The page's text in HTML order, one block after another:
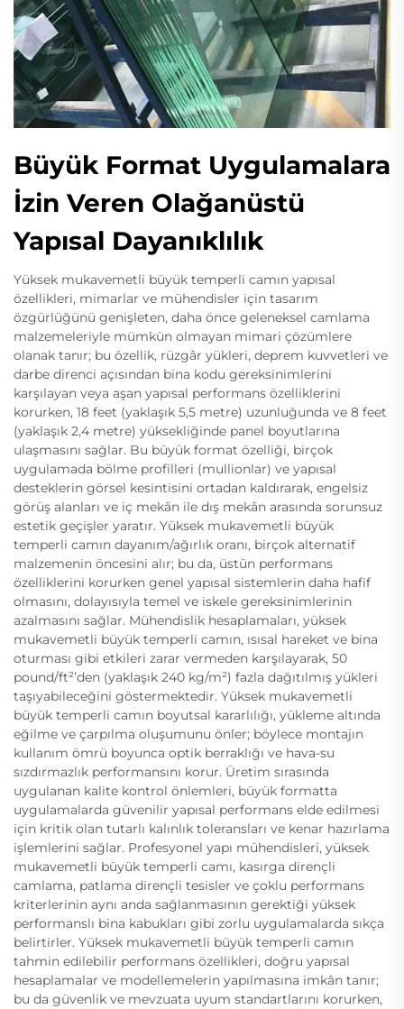
Büyük Format Uygulamalara
İzin Veren Olağanüstü
Yapısal Dayanıklılık
Yüksek mukavemetli büyük temperli camın yapısal
özellikleri, mimarlar ve mühendisler için tasarım
özgürlüğünü genişleten, daha önce geleneksel camlama
malzemeleriyle mümkün olmayan mimari çözümlere
olanak tanır; bu özellik, rüzgâr yükleri, deprem kuvvetleri ve
darbe direnci açısından bina kodu gereksinimlerini
karşılayan veya aşan yapısal performans özelliklerini
korurken, 18 feet (yaklaşık 5,5 metre) uzunluğunda ve 8 feet
(yaklaşık 2,4 metre) yüksekliğinde panel boyutlarına
ulaşmasını sağlar. Bu büyük format özelliği, birçok
uygulamada bölme profilleri (mullionlar) ve yapısal
desteklerin görsel kesintisini ortadan kaldırarak, engelsiz
görüş alanları ve iç mekân ile dış mekân arasında sorunsuz
estetik geçişler yaratır. Yüksek mukavemetli büyük
temperli camın dayanım/ağırlık oranı, birçok alternatif
malzemenin öncesini alır; bu da, üstün performans
özelliklerini korurken genel yapısal sistemlerin daha hafif
olmasını, dolayısıyla temel ve iskele gereksinimlerinin
azalmasını sağlar. Mühendislik hesaplamaları, yüksek
mukavemetli büyük temperli camın, ısısal hareket ve bina
oturması gibi etkileri zarar vermeden karşılayarak, 50
pound/ft²’den (yaklaşık 240 kg/m²) fazla dağıtılmış yükleri
taşıyabileceğini göstermektedir. Yüksek mukavemetli
büyük temperli camın boyutsal kararlılığı, yükleme altında
eğilme ve çarpılma oluşumunu önler; böylece montajın
kullanım ömrü boyunca optik berraklığı ve hava-su
sızdırmazlık performansını korur. Üretim sırasında
uygulanan kalite kontrol önlemleri, büyük formatta
uygulamalarda güvenilir yapısal performans elde edilmesi
için kritik olan tutarlı kalınlık toleransları ve kenar hazırlama
işlemlerini sağlar. Profesyonel yapı mühendisleri, yüksek
mukavemetli büyük temperli camı, kasırga dirençli
camlama, patlama dirençli tesisler ve çoklu performans
kriterlerinin aynı anda sağlanmasının gerektiği yüksek
performanslı bina kabukları gibi zorlu uygulamalarda sıkça
belirtirler. Yüksek mukavemetli büyük temperli camın
tahmin edilebilir performans özellikleri, doğru yapısal
hesaplamalar ve modellemelerin yapılmasına imkân tanır;
bu da güvenlik ve mevzuata uyum standartlarını korurken,